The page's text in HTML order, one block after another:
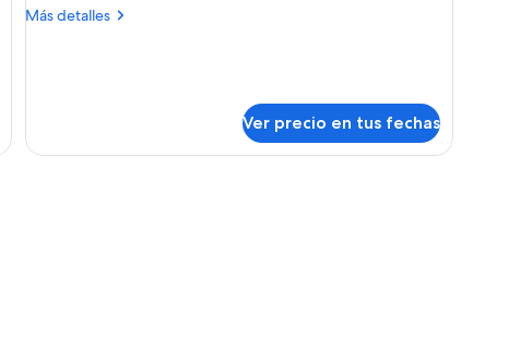
Suite
Más detalles
Más
Ver precio en tus fechas